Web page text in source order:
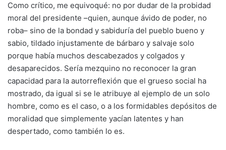
Como crítico, me equivoqué: no por dudar de la probidad
moral del presidente –quien, aunque ávido de poder, no
roba– sino de la bondad y sabiduría del pueblo bueno y
sabio, tildado injustamente de bárbaro y salvaje solo
porque había muchos descabezados y colgados y
desaparecidos. Sería mezquino no reconocer la gran
capacidad para la autorreflexión que el grueso social ha
mostrado, da igual si se le atribuye al ejemplo de un solo
hombre, como es el caso, o a los formidables depósitos de
moralidad que simplemente yacían latentes y han
despertado, como también lo es.